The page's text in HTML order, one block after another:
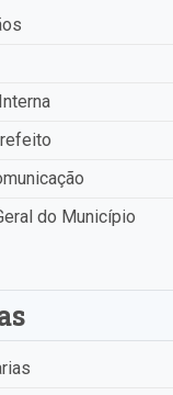
do Município